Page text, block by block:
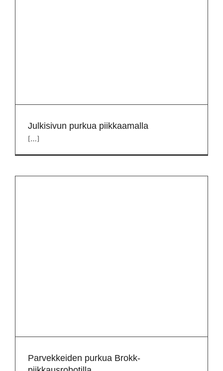
Julkisivun purkua piikkaamalla
[…]
Parvekkeiden purkua Brokk-